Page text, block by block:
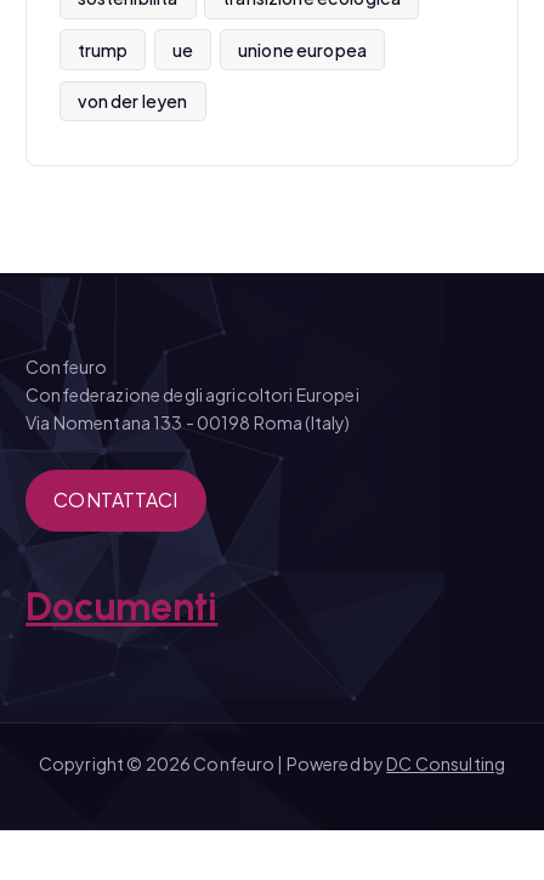
trump ue unione europea
von der leyen
Confeuro
Confederazione degli agricoltori Europei
Via Nomentana 133 - 00198 Roma (Italy)
CONTATTACI
Documenti
Copyright © 2026 Confeuro | Powered byDC Consulting